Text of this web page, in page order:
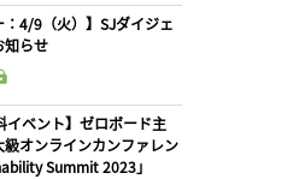
：4/9（火）】SJダイジェ
知らせ
イベント】ゼロボード主
オンラインカンファレン
Summit 2023」